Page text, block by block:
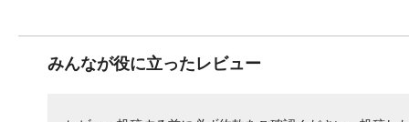
みんなが役に立ったレビュー